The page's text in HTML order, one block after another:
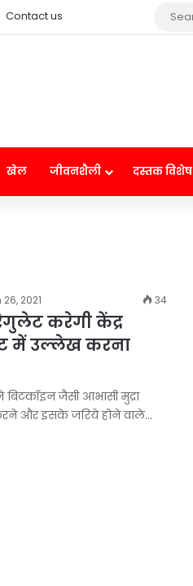
Contact us
खेल जीवनशैली दस्तक विशेष
2021 34
करेगी केंद्र
में उल्लेख करना
जैसी आभासी मुद्रा
और इसके जरिये होने वाले…